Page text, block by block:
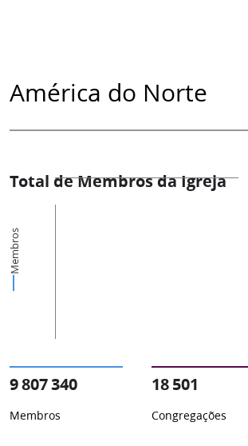
América do Norte
Total de Membros da Igreja
Membros
9 807 340
Membros
18 501
Congregações